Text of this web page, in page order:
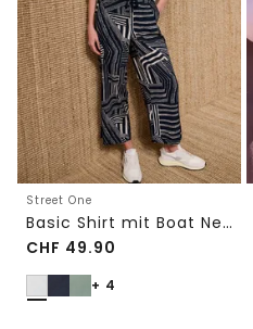
Street One
Basic Shirt mit Boat Neck und Elastikbund
CHF 49.90
+ 4